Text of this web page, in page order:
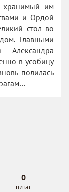
хранимый им
и Ордой
стол во
Главными
Александра
в усобицу
полилась
0
цитат